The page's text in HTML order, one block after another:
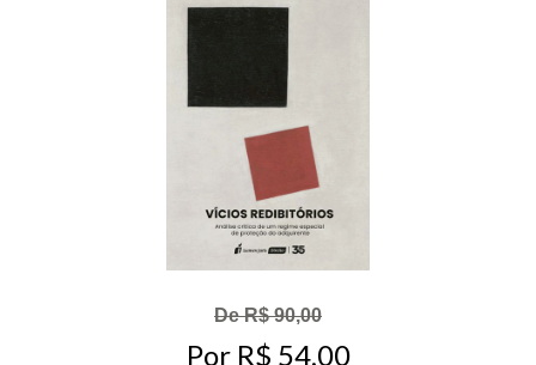
De R$ 90,00
Por R$ 54,00